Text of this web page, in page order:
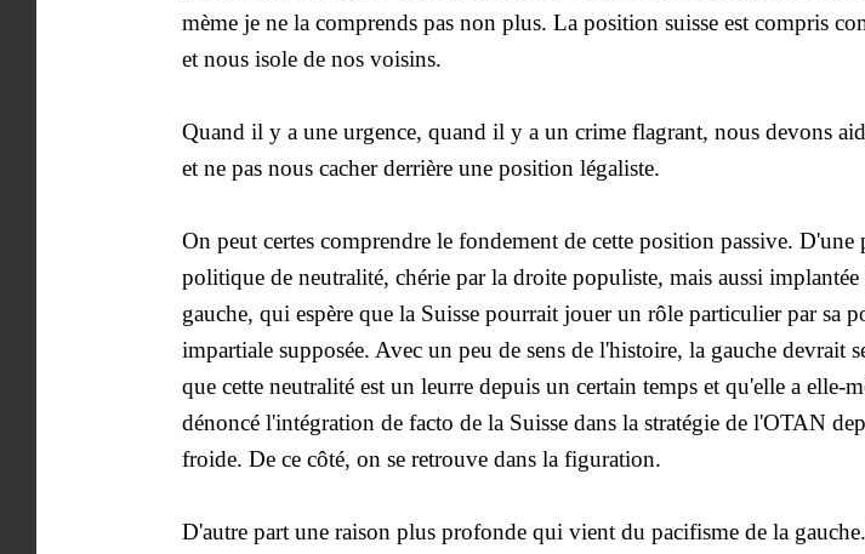
mème je ne la comprends pas non plus. La position suisse est compris
et nous isole de nos voisins.
Quand il y a une urgence, quand il y a un crime flagrant, nous devons
et ne pas nous cacher derrière une position légaliste.
On peut certes comprendre le fondement de cette position passive. D'une
politique de neutralité, chérie par la droite populiste, mais aussi implantée
gauche, qui espère que la Suisse pourrait jouer un rôle particulier par sa
impartiale supposée. Avec un peu de sens de l'histoire, la gauche devrait
que cette neutralité est un leurre depuis un certain temps et qu'elle a elle-
dénoncé l'intégration de facto de la Suisse dans la stratégie de l'OTAN
froide. De ce côté, on se retrouve dans la figuration.
D'autre part une raison plus profonde qui vient du pacifisme de la